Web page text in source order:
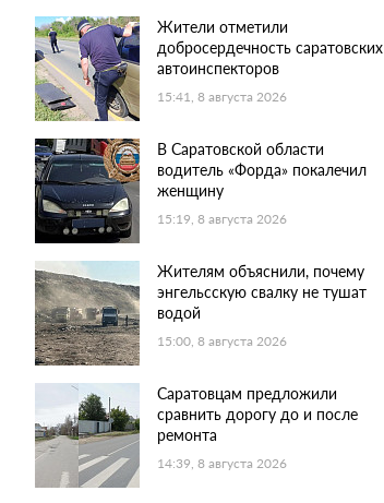
Жители отметили
добросердечность саратовских
автоинспекторов
15:41, 8 августа 2026
В Саратовской области
водитель «Форда» покалечил
женщину
15:19, 8 августа 2026
Жителям объяснили, почему
энгельсскую свалку не тушат
водой
15:00, 8 августа 2026
Саратовцам предложили
сравнить дорогу до и после
ремонта
14:39, 8 августа 2026